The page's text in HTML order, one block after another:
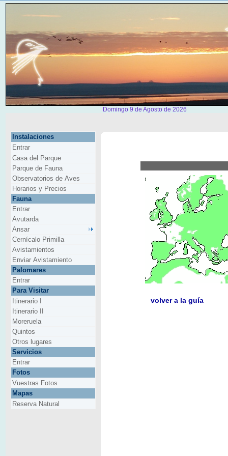
Domingo 9 de Agosto de 2026
Instalaciones
Entrar
Casa del Parque
Parque de Fauna
Observatorios de Aves
Horarios y Precios
Fauna
Entrar
Avutarda
Ansar
Cernícalo Primilla
Avistamientos
Enviar Avistamiento
Palomares
Entrar
Para Visitar
Itinerario I
Itinerario II
Moreruela
Quintos
Otros lugares
Servicios
Entrar
Fotos
Vuestras Fotos
Mapas
Reserva Natural
volver a la guía